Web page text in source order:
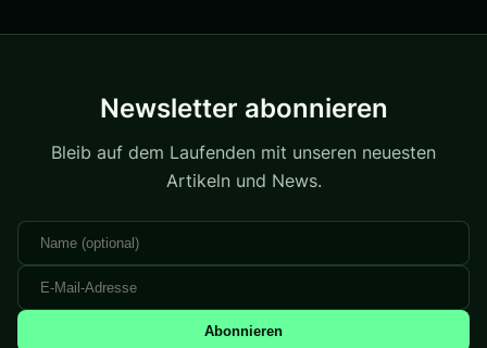
Newsletter abonnieren
Bleib auf dem Laufenden mit unseren neuesten
Artikeln und News.
Abonnieren